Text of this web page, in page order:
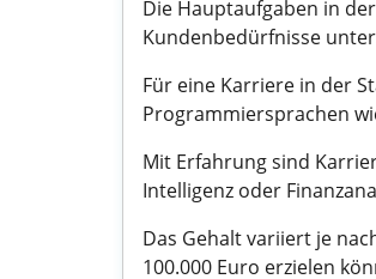
Die Hauptaufgaben in
Kundenbedürfnisse
Für eine Karriere in der
Programmiersprachen
Mit Erfahrung sind
Intelligenz oder
Das Gehalt variiert je
100.000 Euro erzielen